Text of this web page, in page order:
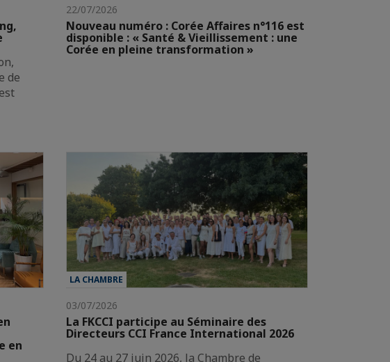
de
22/07/2026
Nouveau numéro : Corée Affaires n°116 est
disponible : « Santé & Vieillissement : une
Corée en pleine transformation »
en
LA CHAMBRE
03/07/2026
La FKCCI participe au Séminaire des
Directeurs CCI France International 2026
Du 24 au 27 juin 2026, la Chambre de